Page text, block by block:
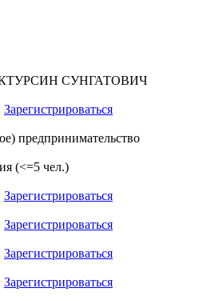
СУНГАТОВИЧ
Зарегистрироваться
предпринимательство
(<=5 чел.)
Зарегистрироваться
Зарегистрироваться
Зарегистрироваться
Зарегистрироваться